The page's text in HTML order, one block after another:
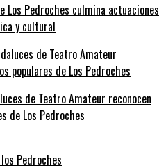
Los Pedroches culmina actuaciones
y cultural
de Teatro Amateur reconocen
de Los Pedroches